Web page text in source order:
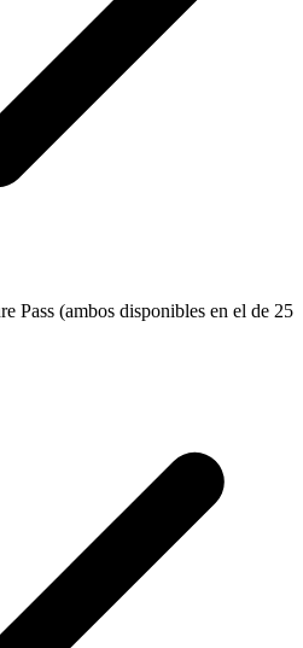
Pass (ambos disponibles en el de 25